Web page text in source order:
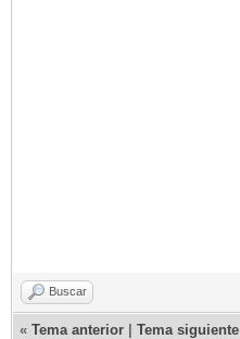
Buscar
« Tema anterior Tema siguiente